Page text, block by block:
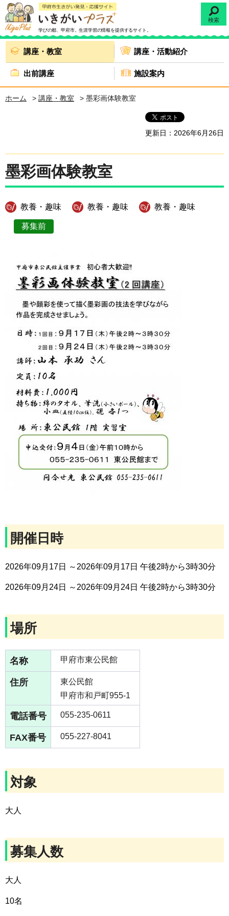
学びの都、甲府市。生涯学習の情報を提供するサイト。
検索
講座・教室 講座・活動紹介
出前講座 施設案内
ホーム > 講座・教室 > 墨彩画体験教室
更新日：2026年6月26日
墨彩画体験教室
教養・趣味 教養・趣味 教養・趣味
募集前
開催日時
2026年09月17日 ～2026年09月17日 午後2時から3時30分
2026年09月24日 ～2026年09月24日 午後2時から3時30分
場所
名称 甲府市東公民館
住所
東公民館
甲府市和戸町955-1
電話番号 055-235-0611
FAX番号 055-227-8041
対象
大人
募集人数
大人
10名